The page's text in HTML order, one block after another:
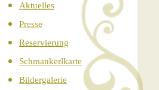
Aktuelles
Presse
Reservierung
Schmankerlkarte
Bildergalerie